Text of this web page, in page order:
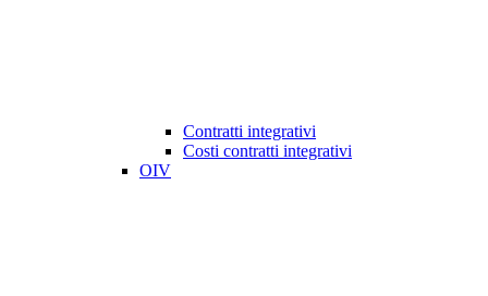
Contratti integrativi
Costi contratti integrativi
OIV